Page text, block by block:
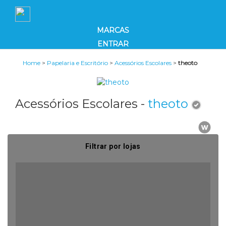
MARCAS
ENTRAR
Home > Papelaria e Escritório > Acessórios Escolares > theoto
Acessórios Escolares - theoto